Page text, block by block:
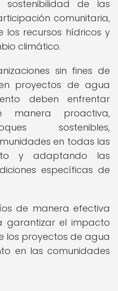
sostenibilidad de las
comunitaria,
los recursos hídricos y
climático.
sin fines de
proyectos de agua
deben enfrentar
manera proactiva,
sostenibles,
en todas las
y adaptando las
específicas de
de manera efectiva
garantizar el impacto
los proyectos de agua
en las comunidades